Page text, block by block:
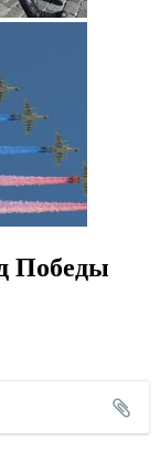
Победы